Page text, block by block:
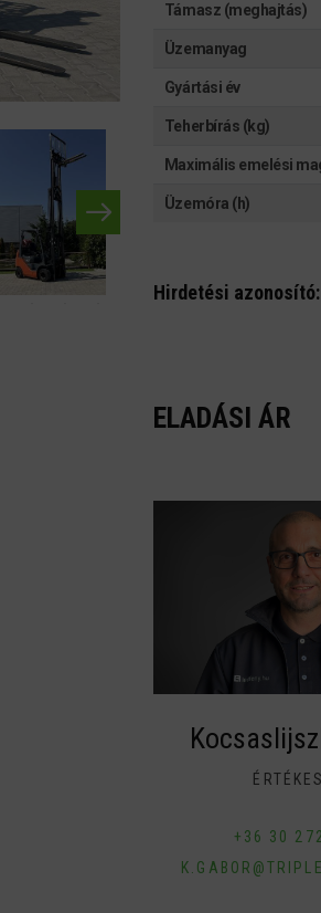
Támasz (meghajtás)
Üzemanyag
Gyártási év
Teherbírás (kg)
Maximális emelési
Üzemóra (h)
Hirdetési azonosító:
ELADÁSI ÁR
+36 30